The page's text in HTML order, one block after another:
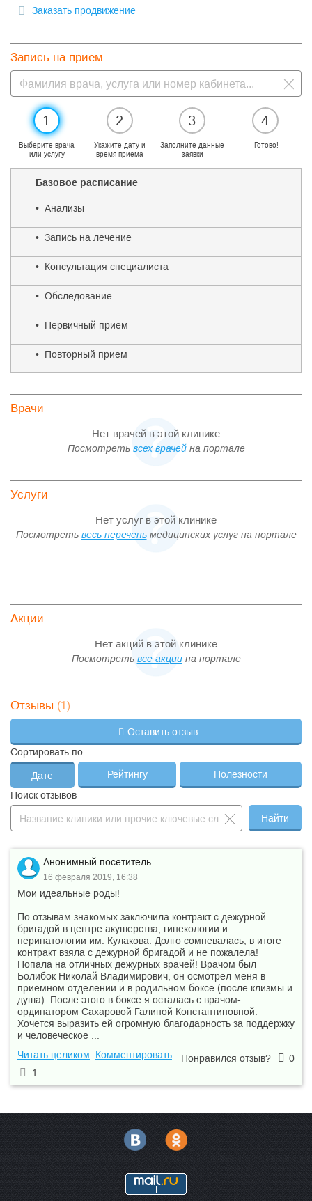
Заказать продвижение
Запись на прием
1
Выберите врача
или услугу
2
Укажите дату и
время приема
3
Заполните данные
заявки
4
Готово!
Базовое расписание
• Анализы
• Запись на лечение
• Консультация специалиста
• Обследование
• Первичный прием
• Повторный прием
Врачи
Нет врачей в этой клинике
Посмотреть всех врачейна портале
Услуги
Нет услуг в этой клинике
Посмотреть весь переченьмедицинских услуг на портале
Акции
Нет акций в этой клинике
Посмотреть все акциина портале
Отзывы (1)
Оставить отзыв
Сортировать по
Дате Рейтингу
Полезности
Поиск отзывов
Найти
Анонимный посетитель
16 февраля 2019, 16:38
Мои идеальные роды!
По отзывам знакомых заключила контракт с дежурной
бригадой в центре акушерства, гинекологии и
перинатологии им. Кулакова. Долго сомневалась, в итоге
контракт взяла с дежурной бригадой и не пожалела!
Попала на отличных дежурных врачей! Врачом был
Болибок Николай Владимирович, он осмотрел меня в
приемном отделении и в родильном боксе (после клизмы и
душа). После этого в боксе я осталась с врачом-
ординатором Сахаровой Галиной Константиновной.
Хочется выразить ей огромную благодарность за поддержку
и человеческое ...
Читать целиком
Комментировать Понравился отзыв?
0
1